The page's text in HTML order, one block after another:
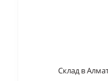
Склад в